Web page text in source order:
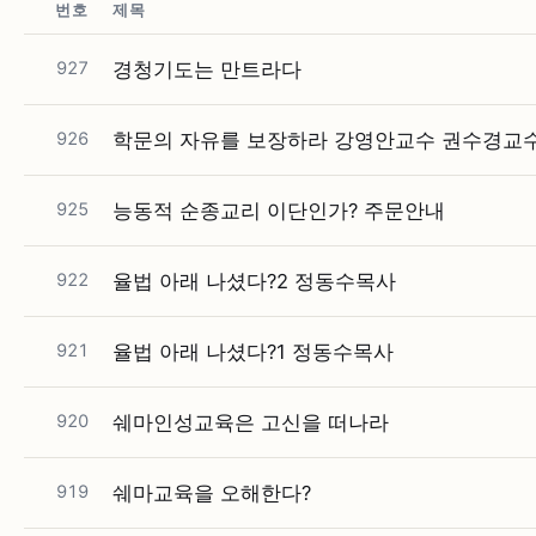
번호 제목
927 경청기도는 만트라다
926 학문의 자유를 보장하라 강영안교수 권수경교
925 능동적 순종교리 이단인가? 주문안내
922 율법 아래 나셨다?2 정동수목사
921 율법 아래 나셨다?1 정동수목사
920 쉐마인성교육은 고신을 떠나라
919 쉐마교육을 오해한다?